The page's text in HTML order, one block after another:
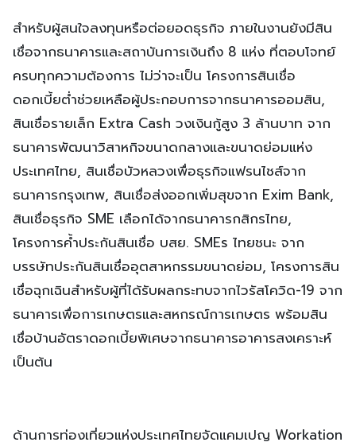
สำหรับผู้สนใจลงทุนหรือต่อยอดธุรกิจ ภายในงานยังมีสิน
เชื่อจากธนาคารและสถาบันการเงินถึง 8 แห่ง ที่ตอบโจทย์
ครบทุกความต้องการ ไม่ว่าจะเป็น โครงการสินเชื่อ
ดอกเบี้ยต่ำช่วยเหลือผู้ประกอบการจากธนาคารออมสิน,
สินเชื่อรายเล็ก Extra Cash วงเงินกู้สูง 3 ล้านบาท จาก
ธนาคารพัฒนาวิสาหกิจขนาดกลางและขนาดย่อมแห่ง
ประเทศไทย, สินเชื่อบัวหลวงเพื่อธุรกิจแฟรนไชส์จาก
ธนาคารกรุงเทพ, สินเชื่อส่งออกเพิ่มสุขจาก Exim Bank,
สินเชื่อธุรกิจ SME เลือกได้จากธนาคารกสิกรไทย,
โครงการค้ำประกันสินเชื่อ บสย. SMEs ไทยชนะ จาก
บรรษัทประกันสินเชื่ออุตสาหกรรมขนาดย่อม, โครงการสิน
เชื่อฉุกเฉินสำหรับผู้ที่ได้รับผลกระทบจากไวรัสโควิด-19 จาก
ธนาคารเพื่อการเกษตรและสหกรณ์การเกษตร พร้อมสิน
เชื่อบ้านอัตราดอกเบี้ยพิเศษจากธนาคารอาคารสงเคราะห์
เป็นต้น
ด้านการท่องเที่ยวแห่งประเทศไทยจัดแคมเปญ Workation